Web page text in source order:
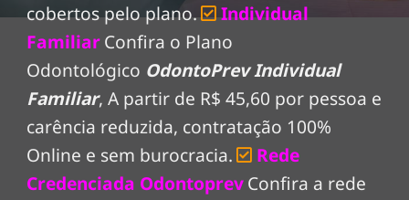
cobertos pelo plano.
Individual
FamiliarConfira o Plano
Odontológico OdontoPrev Individual
Familiar, A partir de R$ 45,60 por pessoa e
carência reduzida, contratação 100%
Online e sem burocracia.
Rede
Credenciada OdontoprevConfira a rede